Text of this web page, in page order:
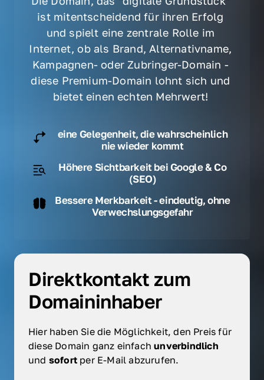
ist mitentscheidend für ihren Erfolg
und spielt eine zentrale Rolle im
Internet, ob als Brand, Alternativname,
Kampagnen- oder Zubringer-Domain -
diese Premium-Domain lohnt sich und
bietet einen echten Mehrwert!
eine Gelegenheit, die wahrscheinlich
nie wieder kommt
Höhere Sichtbarkeit bei Google & Co
(SEO)
Bessere Merkbarkeit - eindeutig, ohne
Verwechslungsgefahr
Direktkontakt zum
Domaininhaber
Hier haben Sie die Möglichkeit, den Preis für
diese Domain ganz einfach
und sofort per E-Mail abzurufen.